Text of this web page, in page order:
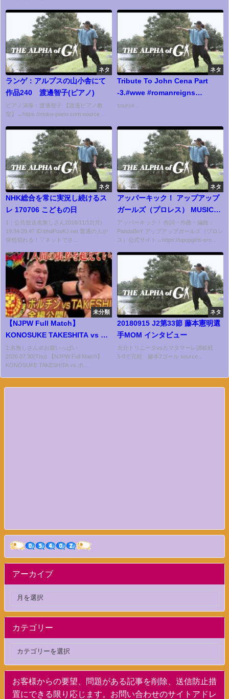
ネタ
ランゲ：アルプスの山小舎にて
作品240 渡邊智子(ピアノ)
ピアノ演奏：渡邊智子 【渡邊ピアノ教
室】→https://moko-piano.com source...
ネタ
Tribute To John Cena Part
-3.#wwe #romanreigns
#wrestling
source...
ネタ
NHK総合を常に実況し続けるス
レ 170706 こどもの日
1：公共放送名無しさん2018/11/12(月)
19:34:29.47 ID:bhdPoxKJ.net 普通の人が
突然切れる！▽ネットでさ...
ネタ
アッパーキック！ アップアップ
ガールズ（プロレス） MUSIC
VIDEO
アッパーキック！ 作詞・作曲・編曲：
PandaBoY アップアップガールズ（プロレ
ス）公式サイト→https://upupgirls-pro...
未分類
【NJPW Full Match】
KONOSUKE TAKESHITA vs ボ
ルチン・オレッグ／ G1 CLIMAX
36 - 2026.7.25 東京・EBARA
1:名無しさん＠お腹いっぱい
2026.07.30(Thu) 【NJPW Full Match】
KONOSUKE TAKESHITA vs ボ...
ネタ
20180915 J2第33節 藤本憲明選
手MOM インタビュー
大分トリニータvsカマタマーレ讃岐戦
5-0で完封 藤本2ゴール source...
アーカイブ
カテゴリー
お客様からの要望、問題がある記事を削除、送信防止措
置にできる限り応じます。お問い合わせのサイトアドレ